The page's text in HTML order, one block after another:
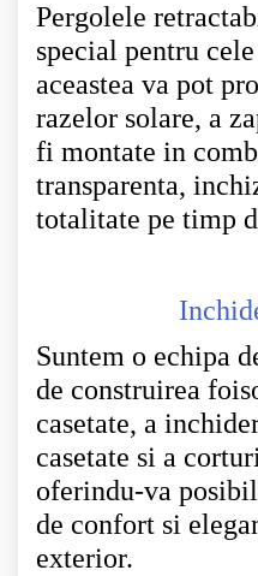
Pergolele
special pentru
aceastea va pot
razelor solare, a
fi montate in
transparenta,
totalitate pe timp
Suntem o echipa
de construirea
casetate, a
casetate si a
oferindu-va
de confort si
exterior.